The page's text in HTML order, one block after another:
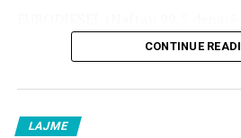
Vaji ekstra i lehtë (EL-1): 98,5
vlejnë në të gjitha pikat e
CONTINUE
LAJME